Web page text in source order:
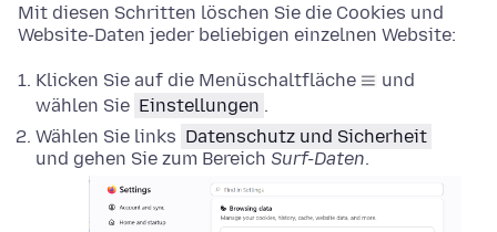
Mit diesen Schritten löschen Sie die Cookies und
Website-Daten jeder beliebigen einzelnen Website:
Klicken Sie auf die Menüschaltfläche
und
wählen Sie Einstellungen .
Wählen Sie links Datenschutz und Sicherheit
und gehen Sie zum Bereich Surf-Daten.